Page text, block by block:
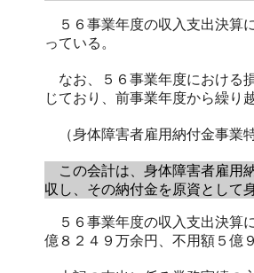
５６事業年度の収入支出決算
っている。
なお、５６事業年度における
じており、前事業年度から繰り
（身体障害者雇用納付金事業特
この会計は、身体障害者雇用
収し、その納付金を原資として
５６事業年度の収入支出決算
億８２４９万余円、不用額５億